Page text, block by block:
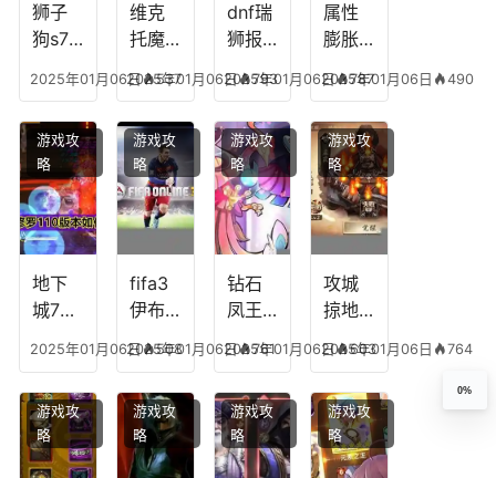
狮子
狗s7
加点
2025年01月06日 537
维克
托魔
阵容
怎么
搭配
2025年01月06日 793
dnf瑞
狮报
不给
追忆
武器
装扮6
2025年01月06日 787
属性
膨胀
及其
作用
2025年01月06日 490
地下
城75
2025年01月06日 508
游戏攻
略
fifa3
伊布
搭配
2025年01月06日 761
游戏攻
略
钻石
凤王
搭配
阵容
2025年01月06日 603
游戏攻
略
攻城
掠地
阵容
搭配
2025年01月06日 764
游戏攻
略
游戏攻
略
游戏攻
略
游戏攻
略
游戏攻
略
0%